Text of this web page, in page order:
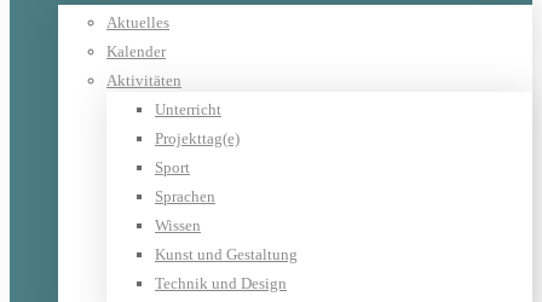
Aktuelles
Kalender
Aktivitäten
Unterricht
Projekttag(e)
Sport
Sprachen
Wissen
Kunst und Gestaltung
Technik und Design